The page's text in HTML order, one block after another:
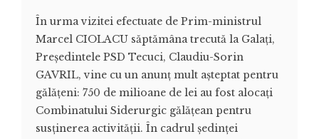
În urma vizitei efectuate de Prim-ministrul
Marcel CIOLACU săptămâna trecută la Galați,
Președintele PSD Tecuci, Claudiu-Sorin
GAVRIL, vine cu un anunț mult așteptat pentru
gălățeni: 750 de milioane de lei au fost alocați
Combinatului Siderurgic gălățean pentru
susținerea activității. În cadrul ședinței